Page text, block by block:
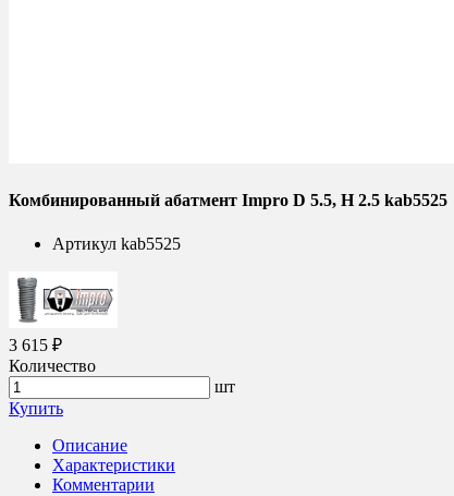
Комбинированный абатмент Impro D 5.5, H 2.5 kab5525
Артикул kab5525
3 615 ₽
Количество
шт
Купить
Описание
Характеристики
Комментарии